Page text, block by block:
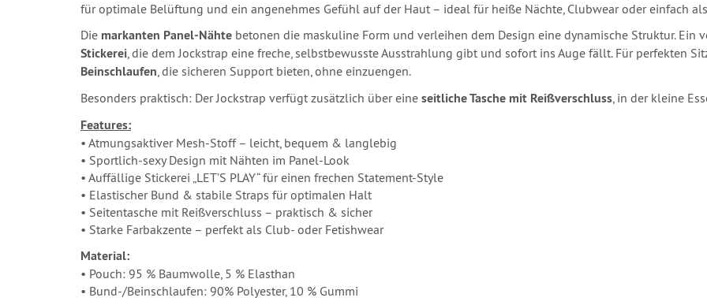
für optimale Belüftung und ein angenehmes Gefühl auf der Haut – ideal für heiße Nächte, Clubwear oder einfach
Die markanten Panel-Nähte betonen die maskuline Form und verleihen dem Design eine dynamische Struktur.
Stickerei, die dem Jockstrap eine freche, selbstbewusste Ausstrahlung gibt und sofort ins Auge fällt. Für perfekten
Beinschlaufen, die sicheren Support bieten, ohne einzuengen.
Besonders praktisch: Der Jockstrap verfügt zusätzlich über eine seitliche Tasche mit Reißverschluss, in der kleine
Features:
• Atmungsaktiver Mesh-Stoff – leicht, bequem & langlebig
• Sportlich-sexy Design mit Nähten im Panel-Look
• Auffällige Stickerei „LET’S PLAY“ für einen frechen Statement-Style
• Elastischer Bund & stabile Straps für optimalen Halt
• Seitentasche mit Reißverschluss – praktisch & sicher
• Starke Farbakzente – perfekt als Club- oder Fetishwear
Material:
• Pouch: 95 % Baumwolle, 5 % Elasthan
• Bund-/Beinschlaufen: 90% Polyester, 10 % Gummi